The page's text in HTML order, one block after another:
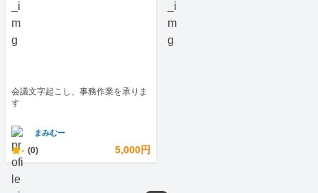
会議文字起こし、事務作業を承りま
す
まみむー
- (0) 5,000円